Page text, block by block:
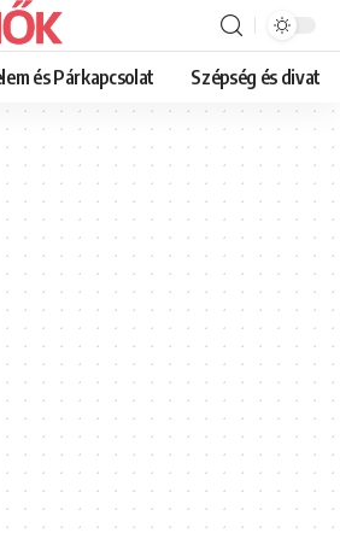
és Párkapcsolat Szépség és divat